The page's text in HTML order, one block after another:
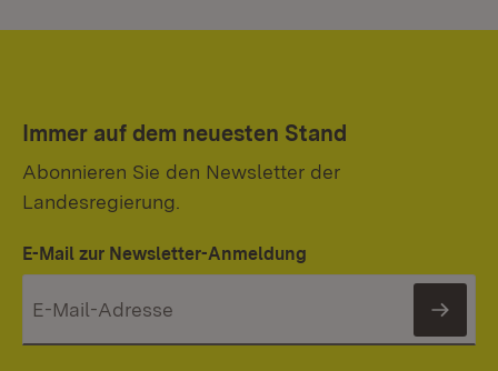
Immer auf dem neuesten Stand
Abonnieren Sie den Newsletter der
Landesregierung.
E-Mail zur Newsletter-Anmeldung